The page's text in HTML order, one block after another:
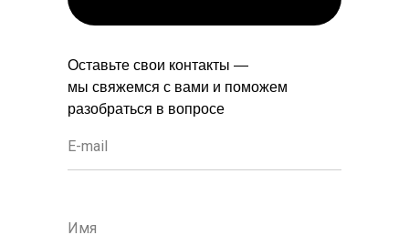
Оставьте свои контакты —
мы свяжемся с вами и поможем
разобраться в вопросе